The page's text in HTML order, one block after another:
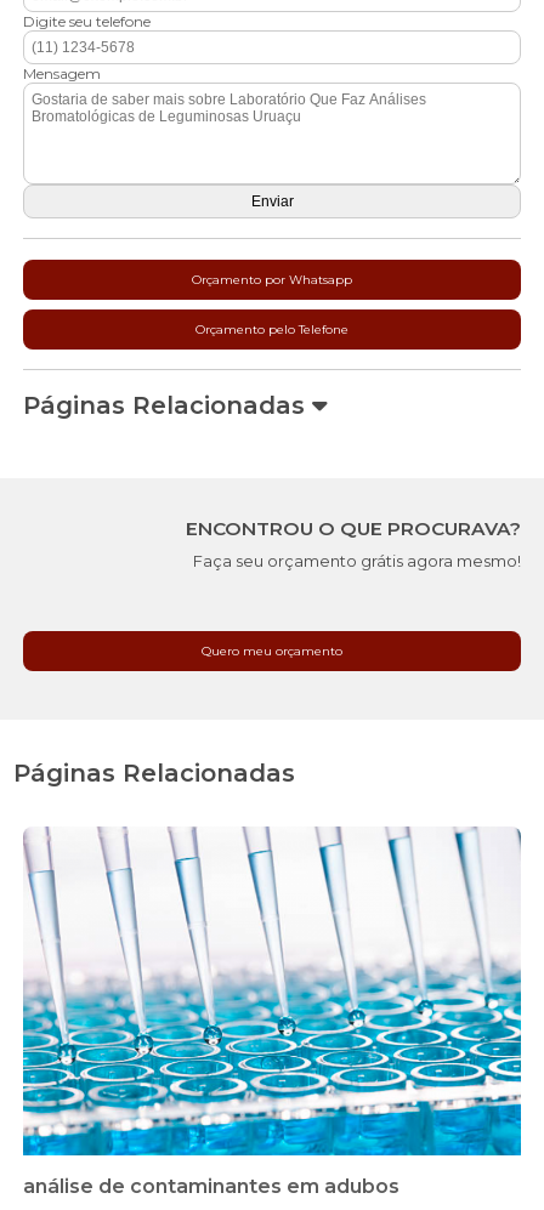
Digite seu telefone
Mensagem
Orçamento por Whatsapp
Orçamento pelo Telefone
Páginas Relacionadas
ENCONTROU O QUE PROCURAVA?
Faça seu orçamento grátis agora mesmo!
Quero meu orçamento
Páginas Relacionadas
análise de contaminantes em adubos